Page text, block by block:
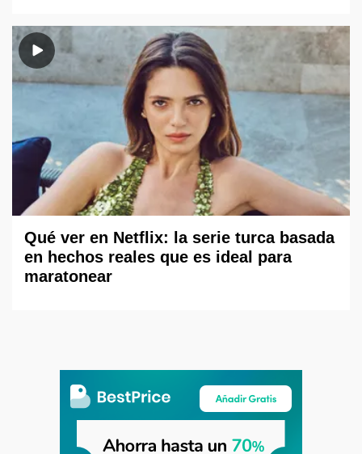
Qué ver en Netflix: la serie turca basada
en hechos reales que es ideal para
maratonear